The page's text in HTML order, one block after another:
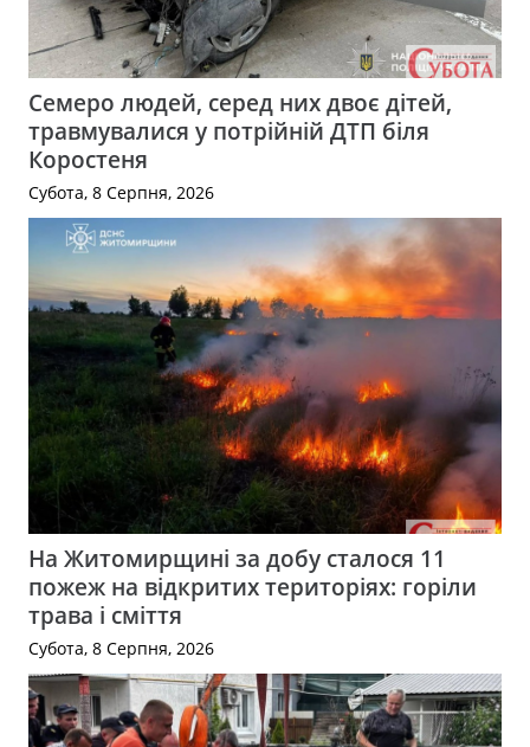
Семеро людей, серед них двоє дітей,
травмувалися у потрійній ДТП біля
Коростеня
Субота, 8 Серпня, 2026
На Житомирщині за добу сталося 11
пожеж на відкритих територіях: горіли
трава і сміття
Субота, 8 Серпня, 2026